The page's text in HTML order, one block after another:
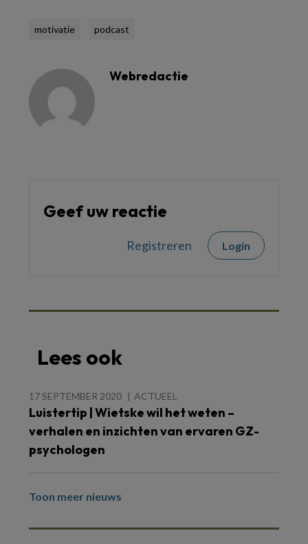
motivatie podcast
Webredactie
Geef uw reactie
Registreren Login
Lees ook
17 SEPTEMBER 2020 ACTUEEL
Luistertip | Wietske wil het weten –
verhalen en inzichten van ervaren GZ-
psychologen
Toon meer nieuws